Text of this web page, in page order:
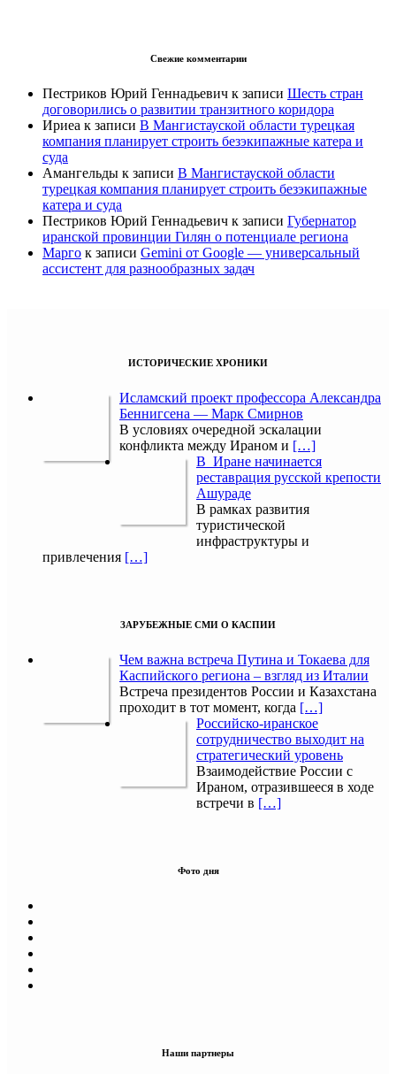
Свежие комментарии
Пестриков Юрий Геннадьевич к записи Шесть стран
договорились о развитии транзитного коридора
Ириеа к записи В Мангистауской области турецкая
компания планирует строить безэкипажные катера и
суда
Амангельды к записи В Мангистауской области
турецкая компания планирует строить безэкипажные
катера и суда
Пестриков Юрий Геннадьевич к записи Губернатор
иранской провинции Гилян о потенциале региона
Марго к записи Gemini от Google — универсальный
ассистент для разнообразных задач
ИСТОРИЧЕСКИЕ ХРОНИКИ
Исламский проект профессора Александра
Беннигсена — Марк Смирнов
В условиях очередной эскалации
конфликта между Ираном и […]
В Иране начинается
реставрация русской крепости
Ашураде
В рамках развития
туристической
инфраструктуры и
привлечения […]
ЗАРУБЕЖНЫЕ СМИ О КАСПИИ
Чем важна встреча Путина и Токаева для
Каспийского региона – взгляд из Италии
Встреча президентов России и Казахстана
проходит в тот момент, когда […]
Российско-иранское
сотрудничество выходит на
стратегический уровень
Взаимодействие России с
Ираном, отразившееся в ходе
встречи в […]
Фото дня
Наши партнеры